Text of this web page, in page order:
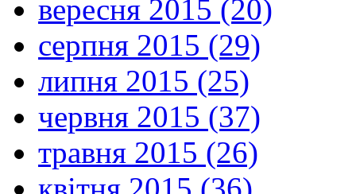
вересня 2015 (20)
серпня 2015 (29)
липня 2015 (25)
червня 2015 (37)
травня 2015 (26)